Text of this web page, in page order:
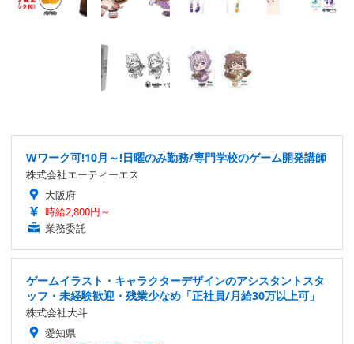
Wワーク可!10月～!日曜のみ勤務/専門学校のゲーム開発講師
株式会社エーティーエス
大阪府
時給2,800円～
業務委託
ゲームイラスト・キャラクターデザインのアシスタントスタ
ッフ・未経験歓迎・残業少なめ「正社員/月給30万以上可」
株式会社大斗
愛知県